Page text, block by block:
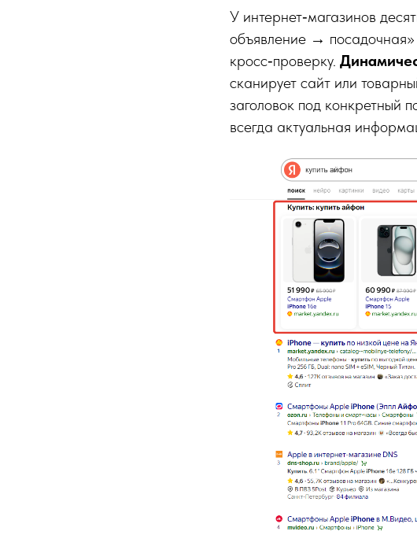
У интернет‑магазинов
объявление →
кросс‑проверку.
сканирует сайт или
заголовок под конкретный
всегда актуальная